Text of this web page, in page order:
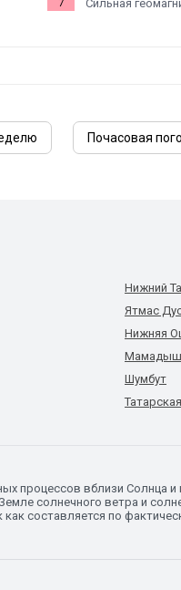
7 Сильная
Почасовая
Нижний
Ятмас
Нижняя
Мамадыш
Шумбут
процессов вблизи Солнца
солнечного ветра и
составляется по